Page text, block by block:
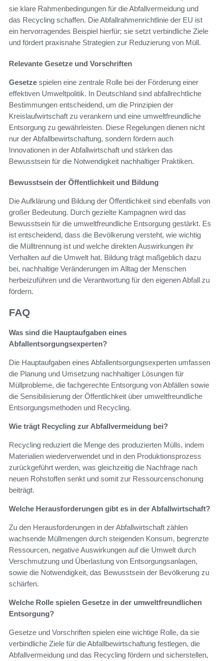
sie klare Rahmenbedingungen für die Abfallvermeidung und
das Recycling schaffen. Die Abfallrahmenrichtlinie der EU ist
ein hervorragendes Beispiel hierfür; sie setzt verbindliche Ziele
und fördert praxisnahe Strategien zur Reduzierung von Müll.
Relevante Gesetze und Vorschriften
Gesetze spielen eine zentrale Rolle bei der Förderung einer
effektiven Umweltpolitik. In Deutschland sind abfallrechtliche
Bestimmungen entscheidend, um die Prinzipien der
Kreislaufwirtschaft zu verankern und eine umweltfreundliche
Entsorgung zu gewährleisten. Diese Regelungen dienen nicht
nur der Abfallbewirtschaftung, sondern fördern auch
Innovationen in der Abfallwirtschaft und stärken das
Bewusstsein für die Notwendigkeit nachhaltiger Praktiken.
Bewusstsein der Öffentlichkeit und Bildung
Die Aufklärung und Bildung der Öffentlichkeit sind ebenfalls von
großer Bedeutung. Durch gezielte Kampagnen wird das
Bewusstsein für die umweltfreundliche Entsorgung gestärkt. Es
ist entscheidend, dass die Bevölkerung versteht, wie wichtig
die Mülltrennung ist und welche direkten Auswirkungen ihr
Verhalten auf die Umwelt hat. Bildung trägt maßgeblich dazu
bei, nachhaltige Veränderungen im Alltag der Menschen
herbeizuführen und die Verantwortung für den eigenen Abfall zu
fördern.
FAQ
Was sind die Hauptaufgaben eines
Abfallentsorgungsexperten?
Die Hauptaufgaben eines Abfallentsorgungsexperten umfassen
die Planung und Umsetzung nachhaltiger Lösungen für
Müllprobleme, die fachgerechte Entsorgung von Abfällen sowie
die Sensibilisierung der Öffentlichkeit über umweltfreundliche
Entsorgungsmethoden und Recycling.
Wie trägt Recycling zur Abfallvermeidung bei?
Recycling reduziert die Menge des produzierten Mülls, indem
Materialien wiederverwendet und in den Produktionsprozess
zurückgeführt werden, was gleichzeitig die Nachfrage nach
neuen Rohstoffen senkt und somit zur Ressourcenschonung
beiträgt.
Welche Herausforderungen gibt es in der Abfallwirtschaft?
Zu den Herausforderungen in der Abfallwirtschaft zählen
wachsende Müllmengen durch steigenden Konsum, begrenzte
Ressourcen, negative Auswirkungen auf die Umwelt durch
Verschmutzung und Überlastung von Entsorgungsanlagen,
sowie die Notwendigkeit, das Bewusstsein der Bevölkerung zu
schärfen.
Welche Rolle spielen Gesetze in der umweltfreundlichen
Entsorgung?
Gesetze und Vorschriften spielen eine wichtige Rolle, da sie
verbindliche Ziele für die Abfallbewirtschaftung festlegen, die
Abfallvermeidung und das Recycling fördern und sicherstellen,